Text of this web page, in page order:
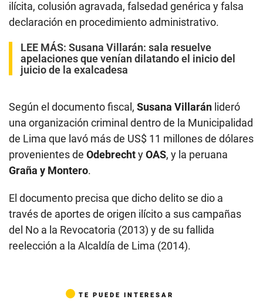
ilícita, colusión agravada, falsedad genérica y falsa
declaración en procedimiento administrativo.
LEE MÁS: Susana Villarán: sala resuelve
apelaciones que venían dilatando el inicio del
juicio de la exalcadesa
Según el documento fiscal, Susana Villarán lideró
una organización criminal dentro de la Municipalidad
de Lima que lavó más de US$ 11 millones de dólares
provenientes de OdebrechtyOAS, y la peruana
Graña y Montero.
El documento precisa que dicho delito se dio a
través de aportes de origen ilícito a sus campañas
del No a la Revocatoria (2013) y de su fallida
reelección a la Alcaldía de Lima (2014).
TE PUEDE INTERESAR